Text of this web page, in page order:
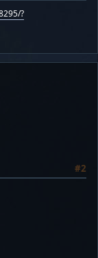
?
#2